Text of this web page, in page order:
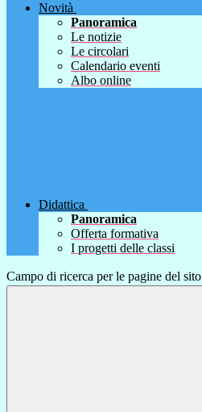
Novità
Panoramica
Le notizie
Le circolari
Calendario eventi
Albo online
Didattica
Panoramica
Offerta formativa
I progetti delle classi
Campo di ricerca per le pagine del sito